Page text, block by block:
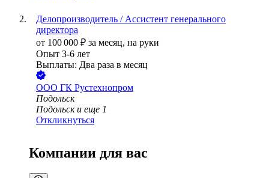
Делопроизводитель / Ассистент генерального
директора
от 100 000 ₽ за месяц, на руки
Опыт 3-6 лет
Выплаты: Два раза в месяц
ООО ГК Рустехнопром
Подольск
Подольск и еще 1
Откликнуться
Компании для вас